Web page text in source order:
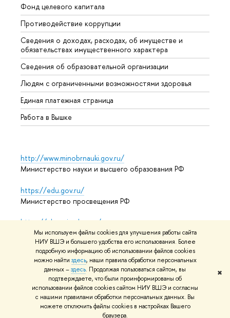
Мы используем файлы cookies для улучшения работы сайта
НИУ ВШЭ и большего удобства его использования. Более
подробную информацию об использовании файлов cookies
можно найти здесь, наши правила обработки персональных
данных –здесь. Продолжая пользоваться сайтом, вы
подтверждаете, что были проинформированы об
использовании файлов cookies сайтом НИУ ВШЭ и согласны
с нашими правилами обработки персональных данных. Вы
можете отключить файлы cookies в настройках Вашего
браузера.
✖
Фонд целевого капитала
Противодействие коррупции
Сведения о доходах, расходах, об имуществе и
обязательствах имущественного характера
Сведения об образовательной организации
Людям с ограниченными возможностями здоровья
Единая платежная страница
Работа в Вышке
http://www.minobrnauki.gov.ru/
Министерство науки и высшего образования РФ
https://edu.gov.ru/
Министерство просвещения РФ
https://elearning.hse.ru/mooc
Массовые открытые онлайн-курсы
© НИУ ВШЭ 1993–2026 Адреса и контактыУсловия
использования материаловПолитика конфиденциальности
Карта сайта
Редактору